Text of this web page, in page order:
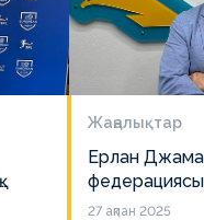
Жаңалықтар
Ерлан
есімін
27 ақпан 2025